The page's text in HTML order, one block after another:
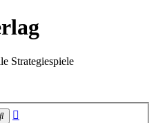
Strategiespiele
Suche